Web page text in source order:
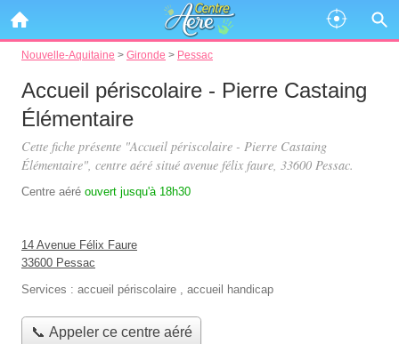
Nouvelle-Aquitaine > Gironde > Pessac
Accueil périscolaire - Pierre Castaing
Élémentaire
Cette fiche présente "Accueil périscolaire - Pierre Castaing
Élémentaire", centre aéré situé avenue félix faure, 33600 Pessac.
Centre aéré ouvert jusqu'à 18h30
14 Avenue Félix Faure
33600 Pessac
Services : accueil périscolaire , accueil handicap
📞 Appeler ce centre aéré